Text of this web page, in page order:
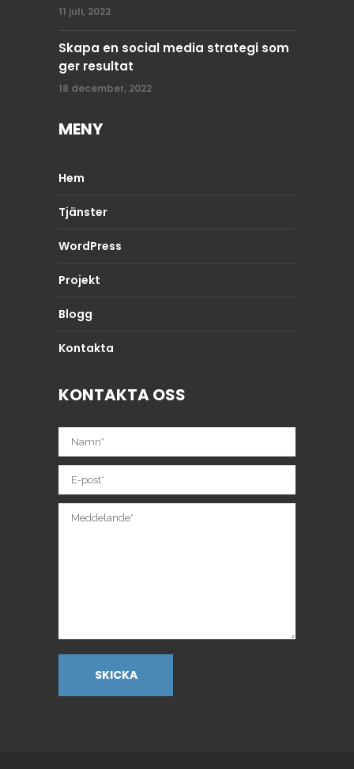
11 juli, 2022
Skapa en social media strategi som
ger resultat
18 december, 2022
MENY
Hem
Tjänster
WordPress
Projekt
Blogg
Kontakta
KONTAKTA OSS